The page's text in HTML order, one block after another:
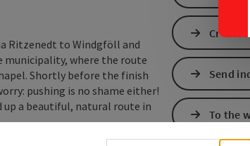
Ritzenedt to Windgföll and
municipality, where the route
Shortly before the finish
pushing is no shame either!
a beautiful, natural route in
Create
Send
To the